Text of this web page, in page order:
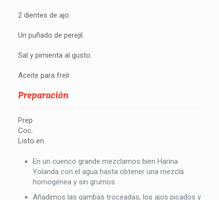
2 dientes de ajo.
Un puñado de perejil.
Sal y pimienta al gusto.
Aceite para freír.
Preparación
Prep
Coc.
Listo en
En un cuenco grande mezclamos bien Harina
Yolanda con el agua hasta obtener una mezcla
homogénea y sin grumos.
Añadimos las gambas troceadas, los ajos picados y